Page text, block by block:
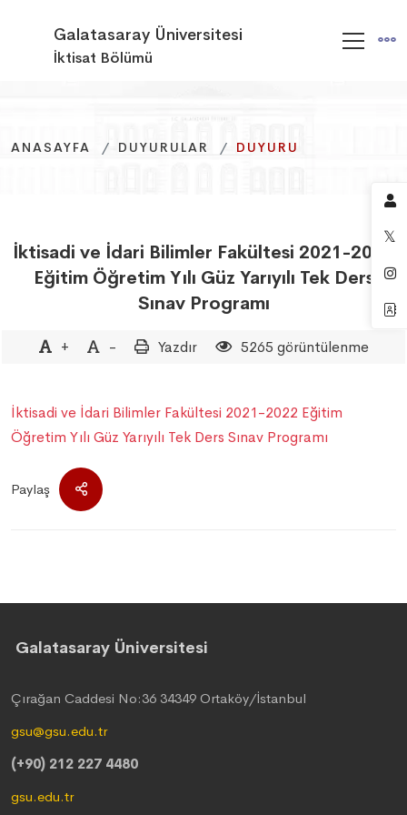
Galatasaray Üniversitesi
İktisat Bölümü
ANASAYFA DUYURULAR DUYURU
ANASAYFA DUYURULAR DUYURU
ANASAYFA DUYURULAR DUYURU
İktisadi ve İdari Bilimler Fakültesi 2021-2022
Eğitim Öğretim Yılı Güz Yarıyılı Tek Ders
Sınav Programı
+ - Yazdır 5265 görüntülenme
İktisadi ve İdari Bilimler Fakültesi 2021-2022 Eğitim
Öğretim Yılı Güz Yarıyılı Tek Ders Sınav Programı
Paylaş
Galatasaray Üniversitesi
Çırağan Caddesi No:36 34349 Ortaköy/İstanbul
gsu@gsu.edu.tr
(+90) 212 227 4480
gsu.edu.tr